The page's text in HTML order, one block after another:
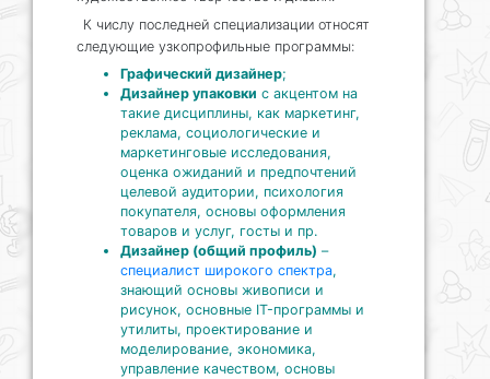
К числу последней специализации относят
следующие узкопрофильные программы:
Графический дизайнер;
Дизайнер упаковки с акцентом на
такие дисциплины, как маркетинг,
реклама, социологические и
маркетинговые исследования,
оценка ожиданий и предпочтений
целевой аудитории, психология
покупателя, основы оформления
товаров и услуг, госты и пр.
Дизайнер (общий профиль) –
специалист широкого спектра,
знающий основы живописи и
рисунок, основные IT-программы и
утилиты, проектирование и
моделирование, экономика,
управление качеством, основы